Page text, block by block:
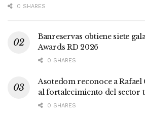
0 SHARES
Banreservas obtiene siete
Awards RD 2026
0 SHARES
Asotedom reconoce a
al fortalecimiento del sector
0 SHARES